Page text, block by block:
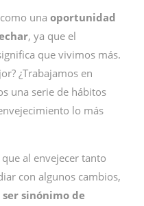
una oportunidad
, ya que el
que vivimos más.
¿Trabajamos en
una serie de hábitos
lo más
al envejecer tanto
con algunos cambios,
sinónimo de